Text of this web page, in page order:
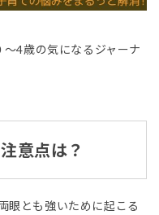
4歳の気になるジャーナ
意点は？
眼とも強いために起こる